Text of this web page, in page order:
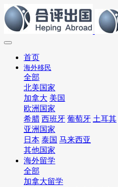
首页
海外移民
全部
北美国家
加拿大 美国
欧洲国家
希腊 西班牙 葡萄牙 土耳其
亚洲国家
日本 泰国 马来西亚
其他国家
海外留学
全部
加拿大留学